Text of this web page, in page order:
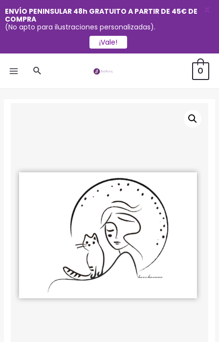
Buscar 0
ENVÍO PENINSULAR 48h GRATUITO A PARTIR DE 45€ DE
COMPRA
(No apto para ilustraciones personalizadas).
¡Vale!
X